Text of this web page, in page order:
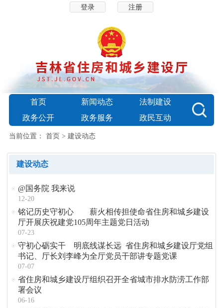
登录 注册
首页 新闻动态
法制建设
政务公开
政务服务 政民互动
当前位置： 首页> 建设动态
建设动态
@国务院 我来说
12-20
铭记历史守初心 薪火相传担使命省住房和城乡建设
厅开展庆祝建党105周年主题党日活动
07-23
守初心砺实干 明底线谋长远 ​省住房和城乡建设厅党组
书记、厅长刘李峰为全厅党员干部讲专题党课
07-07
省住房和城乡建设厅组织召开全省城市排水防涝工作部
署会议
06-16